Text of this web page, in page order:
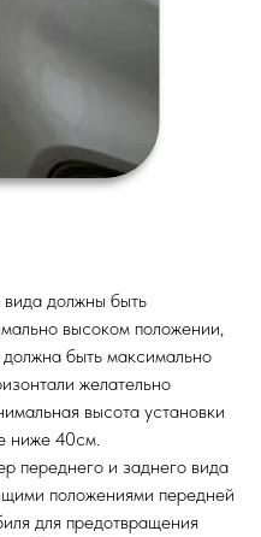
должны быть
высоком положении,
быть максимально
желательно
высота установки
ниже 40см.
переднего и заднего вида
положениями передней
для предотвращения